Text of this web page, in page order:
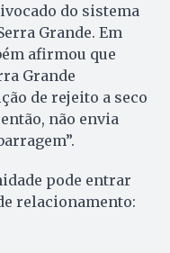
do sistema
Grande. Em
afirmou que
Grande
de rejeito a seco
não envia
pode entrar
relacionamento: